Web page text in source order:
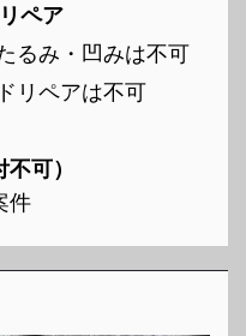
ペア
るみ・凹みは不可
リペアは不可
可）
件